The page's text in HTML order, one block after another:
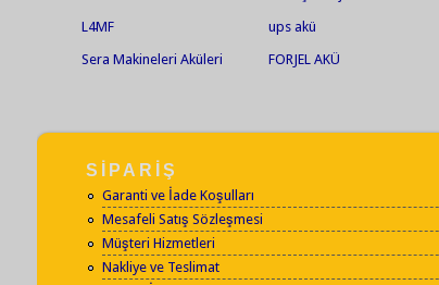
L4MF
ups akü
Sera Makineleri Aküleri FORJEL AKÜ
SİPARİŞ
Garanti ve İade Koşulları
Mesafeli Satış Sözleşmesi
Müşteri Hizmetleri
Nakliye ve Teslimat